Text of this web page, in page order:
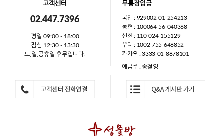
고객센터
02.447.7396
평일 09:00 - 18:00
점심 12:30 - 13:30
토,일,공휴일 휴무입니다.
무통장입금
국민 : 929002-01-254213
농협 : 100064-56-040368
신한 : 110-024-155129
우리 : 1002-755-648852
카카오 : 3333-01-8878101
예금주 : 송철영